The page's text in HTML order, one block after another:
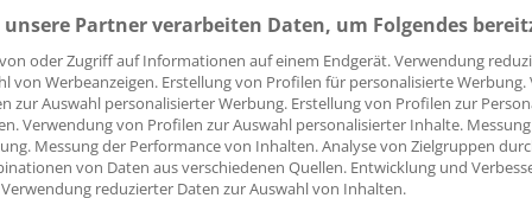
eine Lebensversicherung neuen Typs wie eine Indexpolice
lassen. Die Policen sind nicht nur schwer
liefern auch nicht immer eine höhere Rendite als
kosten sie mehr. Das geht aus einer Studie der auf
Ratingagentur Assekurata hervor.
Partner verarbeiten Daten, um Folgendes
oder Zugriff auf Informationen auf einem Endgerät. Verwendung
von Werbeanzeigen. Erstellung von Profilen für personalisierte
zur Auswahl personalisierter Werbung. Erstellung von Profilen zur
Verwendung von Profilen zur Auswahl personalisierter Inhalte.
Messung der Performance von Inhalten. Analyse von Zielgruppen
von Daten aus verschiedenen Quellen. Entwicklung und
reduzierter Daten zur Auswahl von Inhalten.